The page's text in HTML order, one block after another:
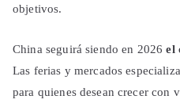
objetivos.
China seguirá siendo en 2026el
Las ferias y mercados
para quienes desean crecer con